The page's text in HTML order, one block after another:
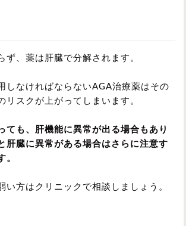
ず、薬は肝臓で分解されます。
しなければならないAGA治療薬はその
リスクが上がってしまいます。
ても、肝機能に異常が出る場合もあり
肝臓に異常がある場合はさらに注意す
。
い方はクリニックで相談しましょう。